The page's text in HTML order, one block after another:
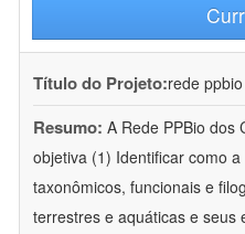
Título do Projeto:rede
Resumo: A Rede PPBio dos
objetiva (1) Identificar como
taxonômicos, funcionais e
terrestres e aquáticas e seus